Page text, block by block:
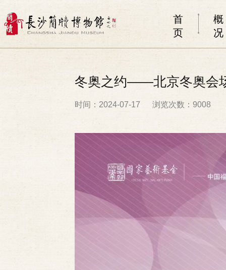
首
页
概
况
冬奥之约——北京冬奥会
时间：2024-07-17 浏览次数：9008